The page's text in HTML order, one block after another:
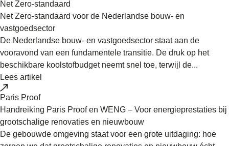
Net Zero-standaard
Net Zero-standaard voor de Nederlandse bouw- en
vastgoedsector
De Nederlandse bouw- en vastgoedsector staat aan de
vooravond van een fundamentele transitie. De druk op het
beschikbare koolstofbudget neemt snel toe, terwijl de...
Lees artikel
Paris Proof
Handreiking Paris Proof en WENG – Voor energieprestaties bij
grootschalige renovaties en nieuwbouw
De gebouwde omgeving staat voor een grote uitdaging: hoe